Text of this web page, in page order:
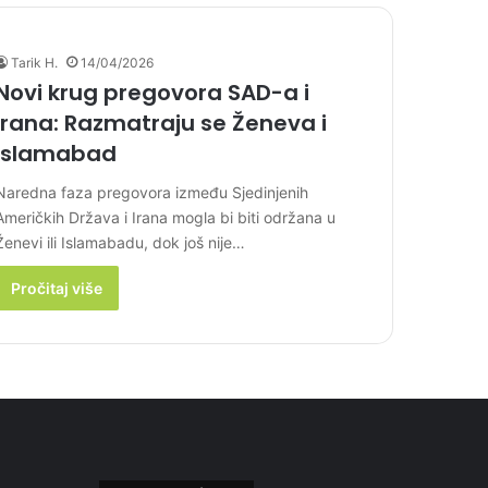
Tarik H. 14/04/2026
krug pregovora SAD-a i
Razmatraju se Ženeva i
faza pregovora između Sjedinjenih
Država i Irana mogla bi biti održana u
ili Islamabadu, dok još nije…
Pročitaj više